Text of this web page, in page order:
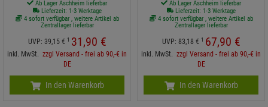
Ab Lager Aschheim lieferbar
Lieferzeit: 1-3 Werktage
4 sofort verfügbar , weitere Artikel ab
Zentrallager lieferbar
UVP: 39,15 € 1 31,90 €
inkl. MwSt. zzgl Versand - frei ab 90,-€ in
DE
In den Warenkorb
Ab Lager Aschheim lieferbar
Lieferzeit: 1-3 Werktage
4 sofort verfügbar , weitere Artikel ab
Zentrallager lieferbar
UVP: 83,18 € 1 67,90 €
inkl. MwSt. zzgl Versand - frei ab 90,-€ in
DE
In den Warenkorb